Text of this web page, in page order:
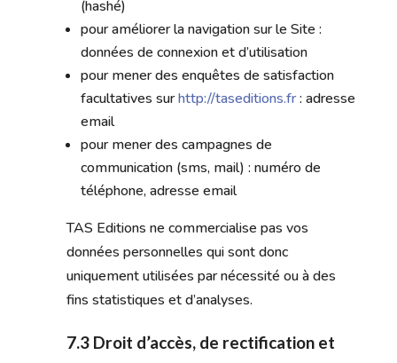
(hashé)
pour améliorer la navigation sur le Site :
données de connexion et d’utilisation
pour mener des enquêtes de satisfaction
facultatives surhttp://taseditions.fr: adresse
email
pour mener des campagnes de
communication (sms, mail) : numéro de
téléphone, adresse email
TAS Editions ne commercialise pas vos
données personnelles qui sont donc
uniquement utilisées par nécessité ou à des
fins statistiques et d’analyses.
7.3 Droit d’accès, de rectification et